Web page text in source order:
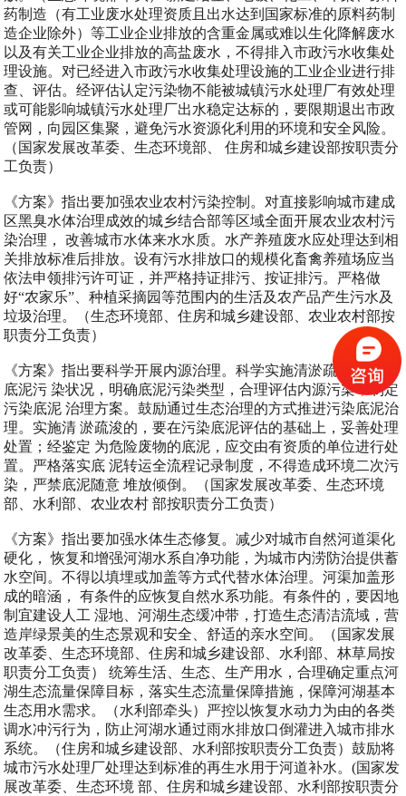
药制造（有工业废水处理资质且出水达到国家标准的原料药制
造企业除外）等工业企业排放的含重金属或难以生化降解废水
以及有关工业企业排放的高盐废水，不得排入市政污水收集处
理设施。对已经进入市政污水收集处理设施的工业企业进行排
查、评估。经评估认定污染物不能被城镇污水处理厂有效处理
或可能影响城镇污水处理厂出水稳定达标的，要限期退出市政
管网，向园区集聚，避免污水资源化利用的环境和安全风险。
（国家发展改革委、生态环境部、 住房和城乡建设部按职责分
工负责）
《方案》指出要加强农业农村污染控制。对直接影响城市建成
区黑臭水体治理成效的城乡结合部等区域全面开展农业农村污
染治理， 改善城市水体来水水质。水产养殖废水应处理达到相
关排放标准后排放。设有污水排放口的规模化畜禽养殖场应当
依法申领排污许可证，并严格持证排污、按证排污。严格做
好“农家乐”、种植采摘园等范围内的生活及农产品产生污水及
垃圾治理。（生态环境部、住房和城乡建设部、农业农村部按
职责分工负责）
《方案》指出要科学开展内源治理。科学实施清淤疏浚。调查
底泥污 染状况，明确底泥污染类型，合理评估内源污染，制定
污染底泥 治理方案。鼓励通过生态治理的方式推进污染底泥治
理。实施清 淤疏浚的，要在污染底泥评估的基础上，妥善处理
处置；经鉴定 为危险废物的底泥，应交由有资质的单位进行处
置。严格落实底 泥转运全流程记录制度，不得造成环境二次污
染，严禁底泥随意 堆放倾倒。（国家发展改革委、生态环境
部、水利部、农业农村 部按职责分工负责）
《方案》指出要加强水体生态修复。减少对城市自然河道渠化
硬化， 恢复和增强河湖水系自净功能，为城市内涝防治提供蓄
水空间。不得以填埋或加盖等方式代替水体治理。河渠加盖形
成的暗涵， 有条件的应恢复自然水系功能。有条件的，要因地
制宜建设人工 湿地、河湖生态缓冲带，打造生态清洁流域，营
造岸绿景美的生态景观和安全、舒适的亲水空间。（国家发展
改革委、生态环境部、住房和城乡建设部、水利部、林草局按
职责分工负责） 统筹生活、生态、生产用水，合理确定重点河
湖生态流量保障目标，落实生态流量保障措施，保障河湖基本
生态用水需求。（水利部牵头）严控以恢复水动力为由的各类
调水冲污行为，防止河湖水通过雨水排放口倒灌进入城市排水
系统。（住房和城乡建设部、水利部按职责分工负责）鼓励将
城市污水处理厂处理达到标准的再生水用于河道补水。(国家发
展改革委、生态环境 部、住房和城乡建设部、水利部按职责分